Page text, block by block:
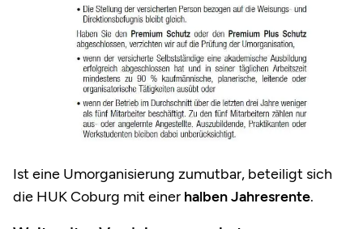
Ist eine Umorganisierung zumutbar, beteiligt sich
die HUK Coburg mit einer halben Jahresrente.